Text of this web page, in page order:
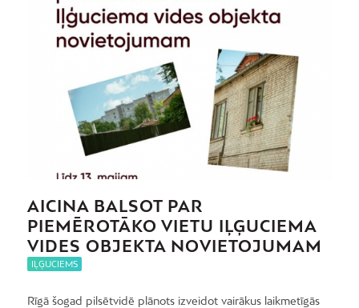
AICINA BALSOT PAR
PIEMĒROTĀKO VIETU IĻĢUCIEMA
VIDES OBJEKTA NOVIETOJUMAM
IĻĢUCIEMS
Rīgā šogad pilsētvidē plānots izveidot vairākus laikmetīgās